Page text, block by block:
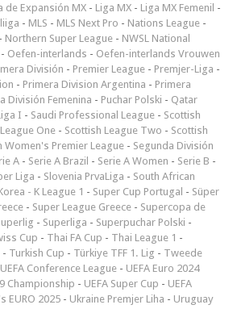
de Expansión MX - Liga MX - Liga MX Femenil -
- MLS - MLS Next Pro - Nations League -
- Northern Super League - NWSL National
- Oefen-interlands - Oefen-interlands Vrouwen
División - Premier League - Premjer-Liga -
- Primera Division Argentina - Primera
División Femenina - Puchar Polski - Qatar
I - Saudi Professional League - Scottish
One - Scottish League Two - Scottish
Women's Premier League - Segunda División
A - Serie A Brazil - Serie A Women - Serie B -
Liga - Slovenia PrvaLiga - South African
- K League 1 - Super Cup Portugal - Süper
- Super League Greece - Supercopa de
- Superliga - Superpuchar Polski -
Cup - Thai FA Cup - Thai League 1 -
- Turkish Cup - Türkiye TFF 1. Lig - Tweede
UEFA Conference League - UEFA Euro 2024
Championship - UEFA Super Cup - UEFA
EURO 2025 - Ukraine Premjer Liha - Uruguay